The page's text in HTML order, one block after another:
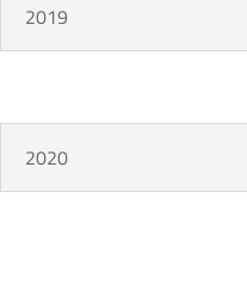
2019
2020